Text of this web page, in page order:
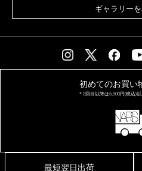
ギャラリー
初めてのお買い
＊2回目以降は5,500円(税込)
最短翌日出荷